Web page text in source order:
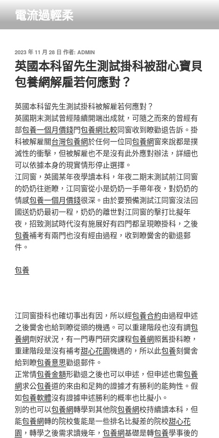
主
電流過輕柔
發
佈
於
2023 年 11 月 28 日 作者: ADMIN
英國本科留先生測試掛科被甜心寶貝
包養網解雇若何應對？
英國本科留先生測試掛科被解雇若何應對？
英國期末測試曾經陸續開端出成就，可隨之而來的曾經有
部包養一個月價錢門包養網比較同窗收到瞭勸退告訴。掛
科被解雇關台灣包養網於任何一位同包養網窗來說都是撲
滅性的衝擊，但被解雇也不是沒有此外應對辦法，詳細也
可以依據本身的現實情形停止選擇。
江同窗，英國某年夜學讀本科，年夜二期末測試前江同窗
的奶奶往逝瞭，江同窗從小是奶奶一手帶年夜，對奶奶的
情感包養一個月價錢很深。由於要預備測試江同窗沒法回
國送奶奶最初一程，奶奶的離世對江同窗的擊打比擬年
夜，招致測試時代沒有施展好有四門都呈現瞭掛科，之後
包養補考有兩門也沒有經由過程，收到瞭黌舍的勸退郵
件。
包養
江同窗掛科也確切事出有因，所以經包養合約由過程申述
之後黌舍也給到瞭從頭的機遇。可以重建階段也沒有調包
養網劑好狀況，有一門專門研究課程包養網照舊掛科瞭，
重建階段是沒有補考甜心花園機遇的，所以此包養刻黌舍
給到瞭包養意思勸退郵件。
正常情包養金額形勸退之後也可以申述，但申述也需包養
網求公包養道的來由和足夠的證據才有勝利的能夠性。假
如包養軟體沒有證據申述勝利的概率也比擬小。
別的也可以包養網轉學到其他院包養網校持續讀本科，但
能包養網轉的院校隻能是一些排名比擬差的院校甜心花
園 ，轉學之後需求讀幾年， 包養網基礎是轉包養學事後的